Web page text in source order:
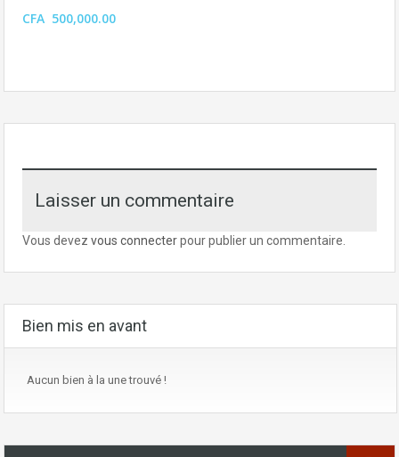
CFA 500,000.00
Laisser un commentaire
Vous devez vous connecterpour publier un commentaire.
Bien mis en avant
Aucun bien à la une trouvé !